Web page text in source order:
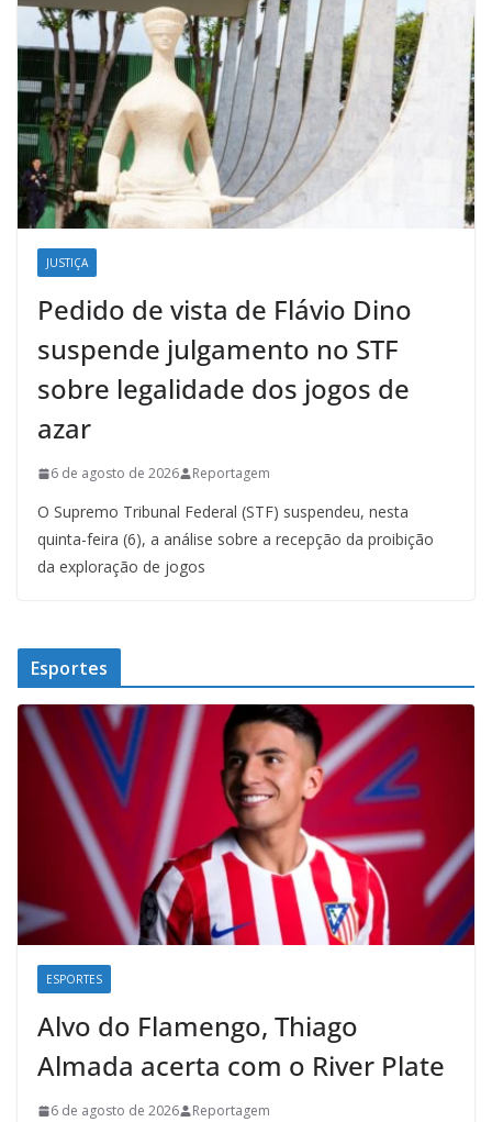
JUSTIÇA
Pedido de vista de Flávio Dino
suspende julgamento no STF
sobre legalidade dos jogos de
azar
6 de agosto de 2026 Reportagem
O Supremo Tribunal Federal (STF) suspendeu, nesta
quinta-feira (6), a análise sobre a recepção da proibição
da exploração de jogos
Esportes
ESPORTES
Alvo do Flamengo, Thiago
Almada acerta com o River Plate
6 de agosto de 2026 Reportagem